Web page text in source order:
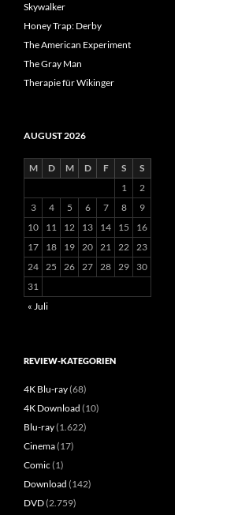
Skywalker
Honey Trap: Derby
The American Experiment
The Gray Man
Therapie für Wikinger
AUGUST 2026
M D M D F S
S
1
2
3
4 5 6 7 8
9
10
11 12 13 14 15
16
17
18 19 20 21 22 23
24 25 26 27 28 29
30
31
« Juli
REVIEW-KATEGORIEN
4K Blu-ray(68)
4K Download (10)
Blu-ray(1.622)
Cinema(17)
Comic (1)
Download (142)
DVD(2.759)